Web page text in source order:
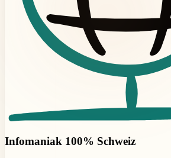
Infomaniak 100% Schweiz